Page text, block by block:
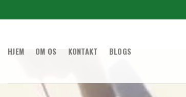
HJEM OM OS KONTAKT BLOGS